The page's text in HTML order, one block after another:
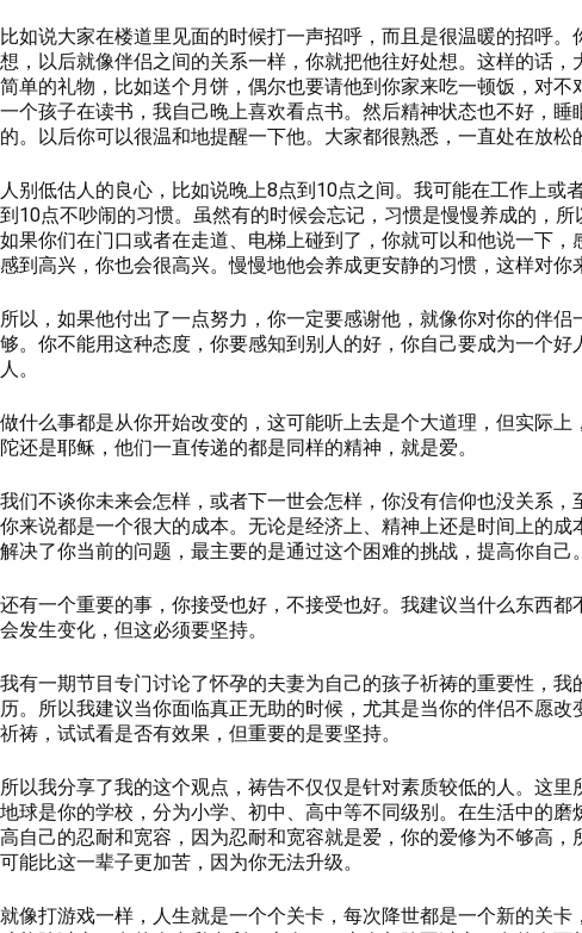
比如说大家在楼道里见面的时候打一声招呼，而且是很温暖的招呼
想，以后就像伴侣之间的关系一样，你就把他往好处想。 这样的话，
简单的礼物，比如送个月饼，偶尔也要请他到你家来吃一顿饭，对
一个孩子在读书，我自己晚上喜欢看点书。然后精神状态也不好，
的。以后你可以很温和地提醒一下他。大家都很熟悉，一直处在放松
人别低估人的良心 ， 比如说晚上8点到10点之间。我可能在工作上或
到10点不吵闹的习惯。虽然有的时候会忘记，习惯是慢慢养成的，
如果你们在门口或者在走道、电梯上碰到了，你就可以和他说一下
感到高兴，你也会很高兴。慢慢地他会养成更安静的习惯，这样对你
所以，如果他付出了一点努力，你一定要感谢他，就像你对你的伴
够。你不能用这种态度，你要感知到别人的好，你自己要成为一个
人。
做什么事都是从你开始改变的 ， 这可能听上去是个大道理，但实际上
陀还是耶稣，他们一直传递的都是同样的精神，就是爱。
我们不谈你未来会怎样，或者下一世会怎样，你没有信仰也没关系
你来说都是一个很大的成本。无论是经济上、精神上还是时间上的成
解决了你当前的问题，最主要的是通过这个困难的挑战，提高你自己。
还有一个重要的事，你接受也好，不接受也好。我建议当什么东西
会发生变化，但这必须要坚持。
我有一期节目专门讨论了怀孕的夫妻为自己的孩子祈祷的重要性 ， 我
历。所以我建议当你面临真正无助的时候，尤其是当你的伴侣不愿
祈祷，试试看是否有效果，但重要的是要坚持。
所以我分享了我的这个观点 ， 祷告不仅仅是针对素质较低的人。这里
地球是你的学校，分为小学、初中、高中等不同级别。在生活中的
高自己的忍耐和宽容，因为忍耐和宽容就是爱，你的爱修为不够高
可能比这一辈子更加苦，因为你无法升级。
就像打游戏一样，人生就是一个个关卡，每次降世都是一个新的关